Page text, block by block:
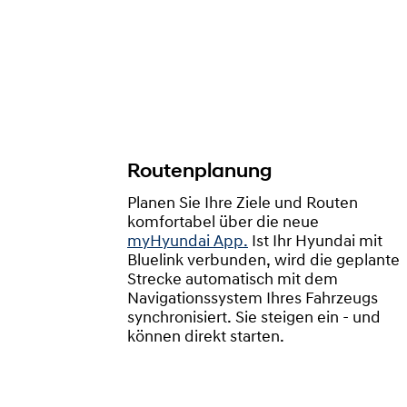
Routenplanung
Planen Sie Ihre Ziele und Routen
komfortabel über die neue
myHyundai App. Ist Ihr Hyundai mit
Bluelink verbunden, wird die geplante
Strecke automatisch mit dem
Navigationssystem Ihres Fahrzeugs
synchronisiert. Sie steigen ein - und
können direkt starten.